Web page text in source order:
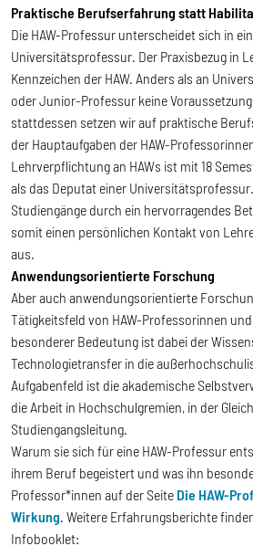
Praktische Berufserfahrung statt
Die HAW-Professur unterscheidet sich in
Universitätsprofessur. Der Praxisbezug in
Kennzeichen der HAW. Anders als an
oder Junior-Professur keine
stattdessen setzen wir auf praktische
der Hauptaufgaben der HAW-
Lehrverpflichtung an HAWs ist mit 18
als das Deputat einer
Studiengänge durch ein hervorragendes
somit einen persönlichen Kontakt von
aus.
Anwendungsorientierte Forschung
Aber auch anwendungsorientierte
Tätigkeitsfeld von HAW-Professorinnen
besonderer Bedeutung ist dabei der
Technologietransfer in die
Aufgabenfeld ist die akademische
die Arbeit in Hochschulgremien, in der
Studiengangsleitung.
Warum sie sich für eine HAW-Professur
ihrem Beruf begeistert und was ihn
Professor*innen auf der Seite Die HAW-
Wirkung. Weitere Erfahrungsberichte
Infobooklet: